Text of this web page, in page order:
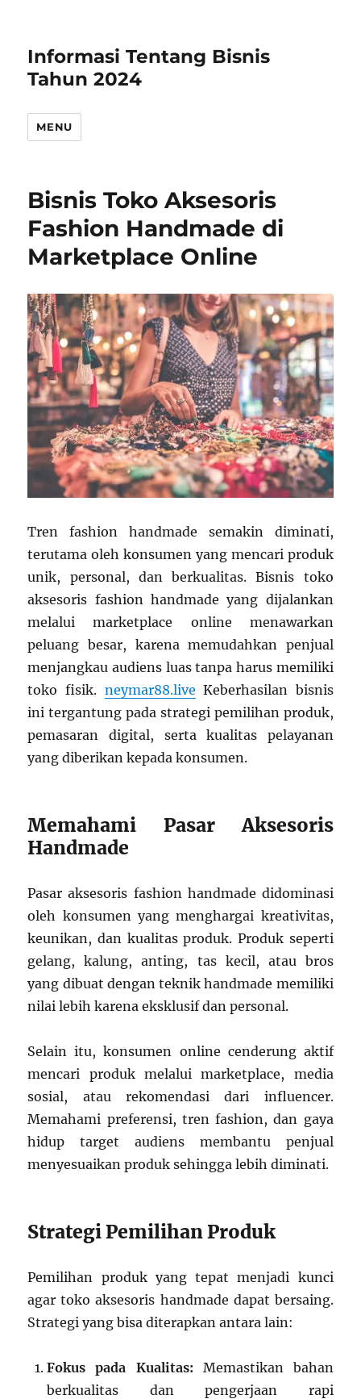
Informasi Tentang Bisnis
Tahun 2024
MENU
Bisnis Toko Aksesoris
Fashion Handmade di
Marketplace Online
Tren fashion handmade semakin diminati,
terutama oleh konsumen yang mencari produk
unik, personal, dan berkualitas. Bisnis toko
aksesoris fashion handmade yang dijalankan
melalui marketplace online menawarkan
peluang besar, karena memudahkan penjual
menjangkau audiens luas tanpa harus memiliki
toko fisik. neymar88.live Keberhasilan bisnis
ini tergantung pada strategi pemilihan produk,
pemasaran digital, serta kualitas pelayanan
yang diberikan kepada konsumen.
Memahami Pasar Aksesoris
Handmade
Pasar aksesoris fashion handmade didominasi
oleh konsumen yang menghargai kreativitas,
keunikan, dan kualitas produk. Produk seperti
gelang, kalung, anting, tas kecil, atau bros
yang dibuat dengan teknik handmade memiliki
nilai lebih karena eksklusif dan personal.
Selain itu, konsumen online cenderung aktif
mencari produk melalui marketplace, media
sosial, atau rekomendasi dari influencer.
Memahami preferensi, tren fashion, dan gaya
hidup target audiens membantu penjual
menyesuaikan produk sehingga lebih diminati.
Strategi Pemilihan Produk
Pemilihan produk yang tepat menjadi kunci
agar toko aksesoris handmade dapat bersaing.
Strategi yang bisa diterapkan antara lain:
Fokus pada Kualitas: Memastikan bahan
berkualitas dan pengerjaan rapi